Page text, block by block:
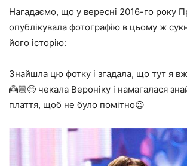
Нагадаємо, що у вересні 2016-го року
опублікувала фотографію в цьому ж
його історію:
Знайшла цю фотку і згадала, що тут я
👼🏼😊 чекала Вероніку і намагалася
плаття, щоб не було помітно😉